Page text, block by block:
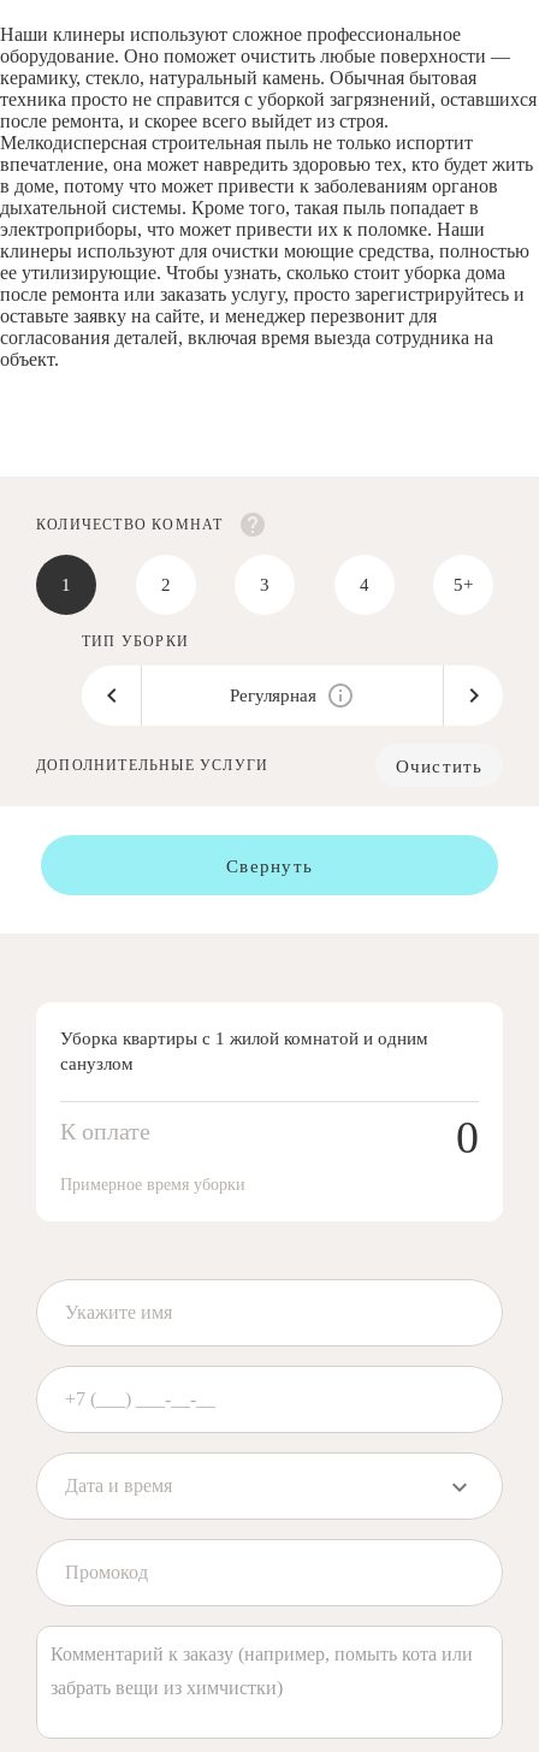
Наши клинеры используют сложное профессиональное
оборудование. Оно поможет очистить любые поверхности —
керамику, стекло, натуральный камень. Обычная бытовая
техника просто не справится с уборкой загрязнений, оставшихся
после ремонта, и скорее всего выйдет из строя.
Мелкодисперсная строительная пыль не только испортит
впечатление, она может навредить здоровью тех, кто будет жить
в доме, потому что может привести к заболеваниям органов
дыхательной системы. Кроме того, такая пыль попадает в
электроприборы, что может привести их к поломке. Наши
клинеры используют для очистки моющие средства, полностью
ее утилизирующие. Чтобы узнать, сколько стоит уборка дома
после ремонта или заказать услугу, просто зарегистрируйтесь и
оставьте заявку на сайте, и менеджер перезвонит для
согласования деталей, включая время выезда сотрудника на
объект.
КОЛИЧЕСТВО КОМНАТ
1 2 3 4 5+
ТИП УБОРКИ
Регулярная
ДОПОЛНИТЕЛЬНЫЕ УСЛУГИ Очистить
Свернуть
Уборка квартиры с 1 жилой комнатой и одним
санузлом
К оплате 0
Примерное время уборки